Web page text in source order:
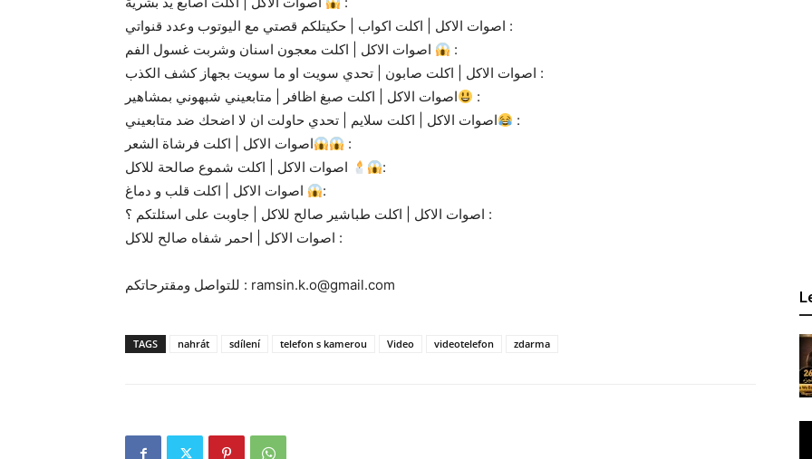
اصوات الاكل | اكلت اكواب | حكيتلكم قصتي مع اليوتوب وعدد قنواتي :
:
اصوات الاكل | اكلت صابون | تحدي سويت او ما سويت بجهاز كشف الكذب :
اصوات الاكل | اكلت صبغ اظافر | متابعيني شبهوني بمشاهير
:
اصوات الاكل | اكلت سلايم | تحدي حاولت ان لا اضحك ضد متابعيني
:
اصوات الاكل | اكلت فرشاة الشعر
:
:
:
اصوات الاكل | اكلت طباشير صالح للاكل | جاوبت على اسئلتكم ؟ :
اصوات الاكل | احمر شفاه صالح للاكل :
للتواصل ومقترحاتكم : ramsin.k.o@gmail.com
TAGS nahrát sdílení telefon s kamerou Video videotelefon zdarma